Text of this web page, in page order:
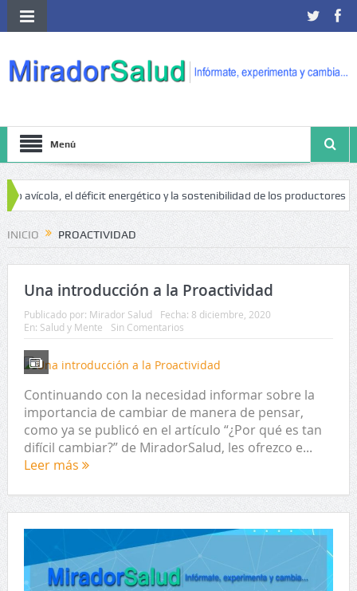
Menú
avícola, el déficit energético y la sostenibilidad de los productores
INICIO PROACTIVIDAD
Una introducción a la Proactividad
Publicado por: Mirador Salud Fecha: 8 diciembre, 2020
En: Salud y Mente Sin Comentarios
Continuando con la necesidad informar sobre la
importancia de cambiar de manera de pensar,
como ya se publicó en el artículo “¿Por qué es tan
difícil cambiar?” de MiradorSalud, les ofrezco e...
Leer más